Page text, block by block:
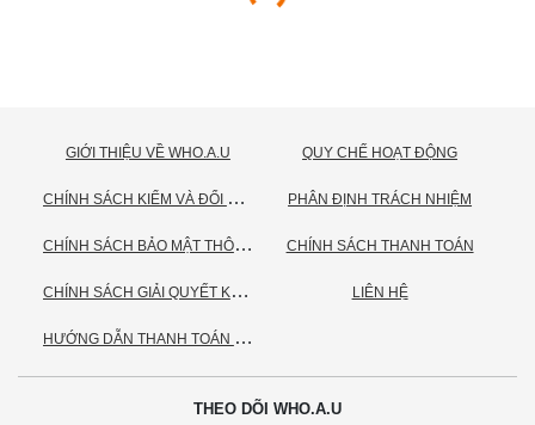
GIỚI THIỆU VỀ WHO.A.U
C
HÍNH SÁCH KIỂM VÀ ĐỔI TRẢ HÀNG
C
HÍNH SÁCH BẢO MẬT THÔNG TIN CÁ NHÂN
C
HÍNH SÁCH GIẢI QUYẾT KHIẾU NẠI
H
ƯỚNG DẪN THANH TOÁN VNPAY
QUY CHẾ HOẠT ĐỘNG
PHÂN ĐỊNH TRÁCH NHIỆM
CHÍNH SÁCH THANH TOÁN
LIÊN HỆ
THEO DÕI WHO.A.U